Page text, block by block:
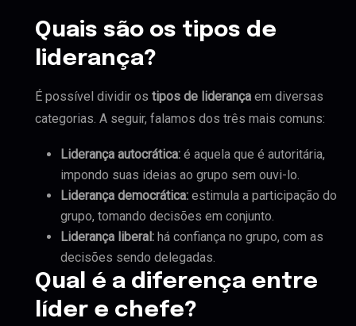
Quais são os tipos de
liderança?
É possível dividir os tipos de liderança em diversas
categorias. A seguir, falamos dos três mais comuns:
Liderança autocrática: é aquela que é autoritária,
impondo suas ideias ao grupo sem ouvi-lo.
Liderança democrática: estimula a participação do
grupo, tomando decisões em conjunto.
Liderança liberal: há confiança no grupo, com as
decisões sendo delegadas.
Qual é a diferença entre
líder e chefe?